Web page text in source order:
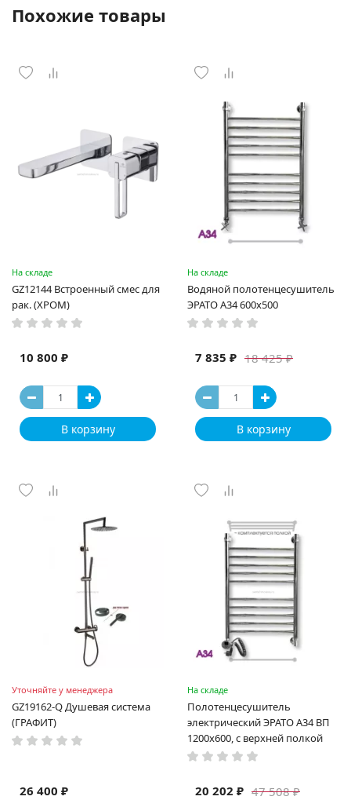
Похожие товары
На складе
GZ12144 Встроенный смес для
рак. (ХРОМ)
10 800 ₽
В корзину
На складе
Водяной полотенцесушитель
ЭРАТО А34 600x500
18 425 ₽
7 835 ₽
В корзину
Уточняйте у менеджера
GZ19162-Q Душевая система
(ГРАФИТ)
26 400 ₽
На складе
Полотенцесушитель
электрический ЭРАТО А34 ВП
1200x600, с верхней полкой
47 508 ₽
20 202 ₽